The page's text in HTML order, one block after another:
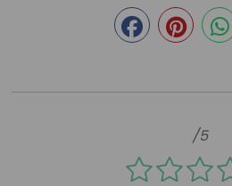
/5